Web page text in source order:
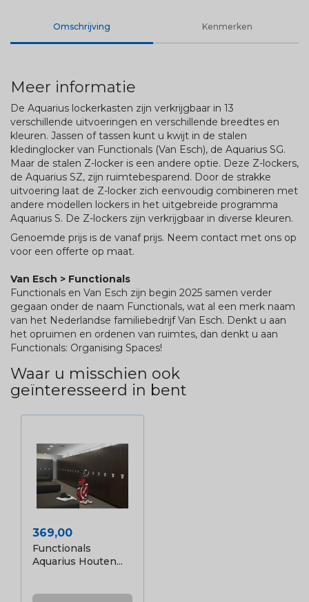
Omschrijving Kenmerken
Meer informatie
De Aquarius lockerkasten zijn verkrijgbaar in 13
verschillende uitvoeringen en verschillende breedtes en
kleuren. Jassen of tassen kunt u kwijt in de stalen
kledinglocker van Functionals (Van Esch), de Aquarius SG.
Maar de stalen Z-locker is een andere optie. Deze Z-lockers,
de Aquarius SZ, zijn ruimtebesparend. Door de strakke
uitvoering laat de Z-locker zich eenvoudig combineren met
andere modellen lockers in het uitgebreide programma
Aquarius S. De Z-lockers zijn verkrijgbaar in diverse kleuren.
Genoemde prijs is de vanaf prijs. Neem contact met ons op
voor een offerte op maat.
Van Esch > Functionals
Functionals en Van Esch zijn begin 2025 samen verder
gegaan onder de naam Functionals, wat al een merk naam
van het Nederlandse familiebedrijf Van Esch. Denkt u aan
het opruimen en ordenen van ruimtes, dan denkt u aan
Functionals: Organising Spaces!
Waar u misschien ook
geïnteresseerd in bent
Prijs
369,00
Functionals
Aquarius Houten...